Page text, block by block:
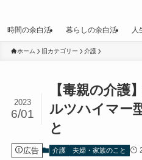
時間の余白活 暮らしの余白活 人
ホーム 旧カテゴリー 介護
【毒親の介護
ルツハイマー
と
2023
6/01
広告 介護 夫婦・家族のこと